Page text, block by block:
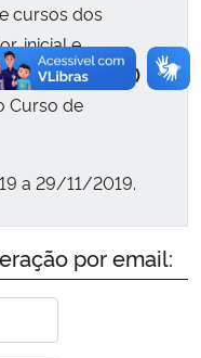
cursos dos
inicial e
paratutor(a)
Curso de
a 29/11/2019.
por email: